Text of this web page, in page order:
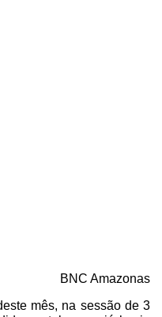
BNC Amazonas
mês, na sessão de 3